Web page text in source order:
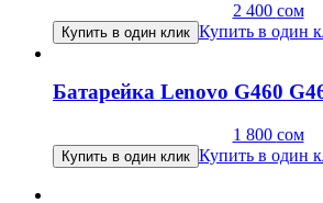
2 400 сом
Купить в один клик Купить в один
Батарейка Lenovo G460
1 800 сом
Купить в один клик Купить в один